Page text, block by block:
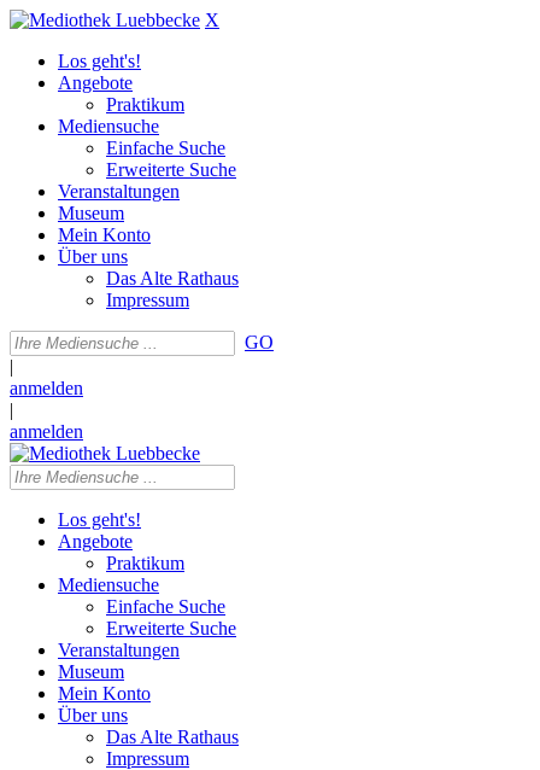
X
Los geht's!
Angebote
Praktikum
Mediensuche
Einfache Suche
Erweiterte Suche
Veranstaltungen
Museum
Mein Konto
Über uns
Das Alte Rathaus
Impressum
GO
|
anmelden
|
anmelden
Los geht's!
Angebote
Praktikum
Mediensuche
Einfache Suche
Erweiterte Suche
Veranstaltungen
Museum
Mein Konto
Über uns
Das Alte Rathaus
Impressum